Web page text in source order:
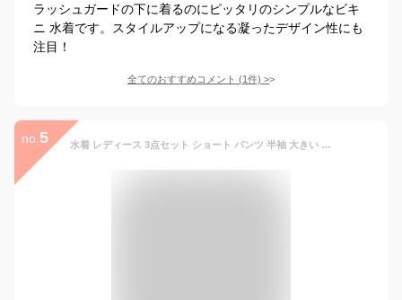
ラッシュガードの下に着るのにピッタリのシンプルなビキ
ニ 水着です。スタイルアップになる凝ったデザイン性にも
注目！
全てのおすすめコメント (1件) >
no. 5 水着 レディース 3点セット ショート パンツ 半袖 大きい サイズ ゆったり フィットネス水着 スポーツビキニ スポーツ水着 体型 隠し ルーズブラウス 薄手 フラットアングル ス 学生 中学生 高校生 大人水着 海水浴 プール 水泳 スイミング ジム スポーティ